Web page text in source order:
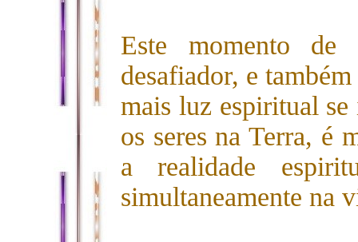
Este momento
desafiador, e
mais luz espiritual
os seres na Terra, é
a realidade
simultaneamente na